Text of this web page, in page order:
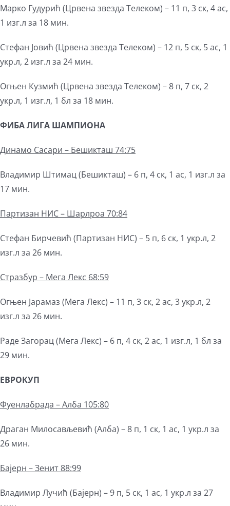
Марко Гудурић (Црвена звезда Телеком) – 11 п, 3 ск, 4 ас,
1 изг.л за 18 мин.
Стефан Јовић (Црвена звезда Телеком) – 12 п, 5 ск, 5 ас, 1
укр.л, 2 изг.л за 24 мин.
Огњен Кузмић (Црвена звезда Телеком) – 8 п, 7 ск, 2
укр.л, 1 изг.л, 1 бл за 18 мин.
ФИБА ЛИГА ШАМПИОНА
Динамо Сасари – Бешикташ 74:75
Владимир Штимац (Бешикташ) – 6 п, 4 ск, 1 ас, 1 изг.л за
17 мин.
Партизан НИС – Шарлроа 70:84
Стефан Бирчевић (Партизан НИС) – 5 п, 6 ск, 1 укр.л, 2
изг.л за 26 мин.
Стразбур – Мега Лекс 68:59
Огњен Јарамаз (Мега Лекс) – 11 п, 3 ск, 2 ас, 3 укр.л, 2
изг.л за 26 мин.
Раде Загорац (Мега Лекс) – 6 п, 4 ск, 2 ас, 1 изг.л, 1 бл за
29 мин.
EВРОКУП
Фуенлабрада – Алба 105:80
Драган Милосављевић (Алба) – 8 п, 1 ск, 1 ас, 1 укр.л за
26 мин.
Бајерн – Зенит 88:99
Владимир Лучић (Бајерн) – 9 п, 5 ск, 1 ас, 1 укр.л за 27